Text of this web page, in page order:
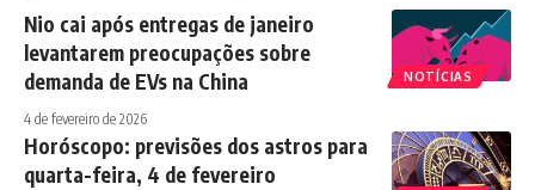
NOTÍCIAS
Nio cai após entregas de janeiro
levantarem preocupações sobre
demanda de EVs na China
4 de fevereiro de 2026
Horóscopo: previsões dos astros para
quarta-feira, 4 de fevereiro